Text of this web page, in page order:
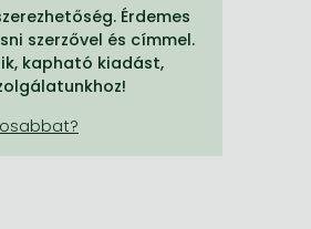
Érdemes
szerzővel és címmel.
kapható kiadást,